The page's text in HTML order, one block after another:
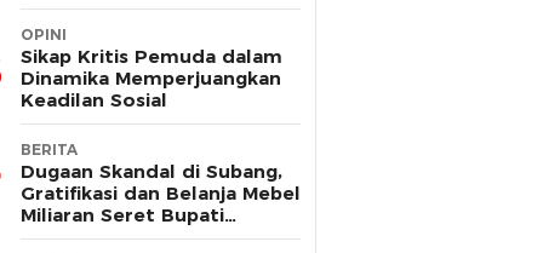
OPINI
Sikap Kritis Pemuda dalam
Dinamika Memperjuangkan
Keadilan Sosial
BERITA
Dugaan Skandal di Subang,
Gratifikasi dan Belanja Mebel
Miliaran Seret Bupati
Reynaldi